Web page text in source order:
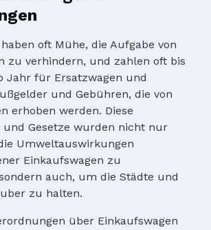
oft Mühe, die Aufgabe von
zu verhindern, und zahlen oft bis
Jahr für Ersatzwagen und
und Gebühren, die von
erhoben werden. Diese
und Gesetze wurden nicht nur
Umweltauswirkungen
Einkaufswagen zu
auch, um die Städte und
zu halten.
über Einkaufswagen